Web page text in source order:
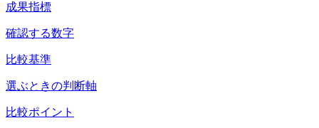
成果指標
確認する数字
比較基準
選ぶときの判断軸
比較ポイント